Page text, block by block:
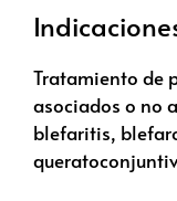
Tratamiento de
asociados o no
blefaritis,